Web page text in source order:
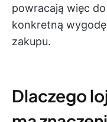
powracają więc
konkretną
zakupu.
Dlaczego